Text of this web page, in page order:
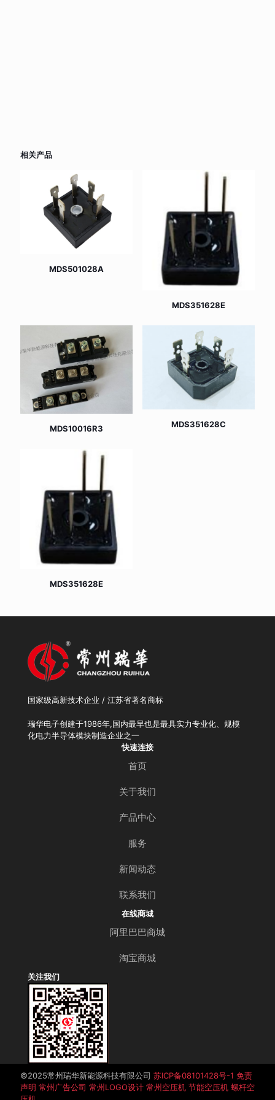
相关产品
MDS501028A
MDS351628E
MDS10016R3 MDS351628C
MDS351628E
国家级高新技术企业 / 江苏省著名商标
瑞华电子创建于1986年,国内最早也是最具实力专业化、规模
化电力半导体模块制造企业之一
快速连接
首页
关于我们
产品中心
服务
新闻动态
联系我们
在线商城
阿里巴巴商城
淘宝商城
关注我们
©️2025常州瑞华新能源科技有限公司 苏ICP备08101428号-1 免责
声明 常州广告公司 常州LOGO设计 常州空压机 节能空压机 螺杆空